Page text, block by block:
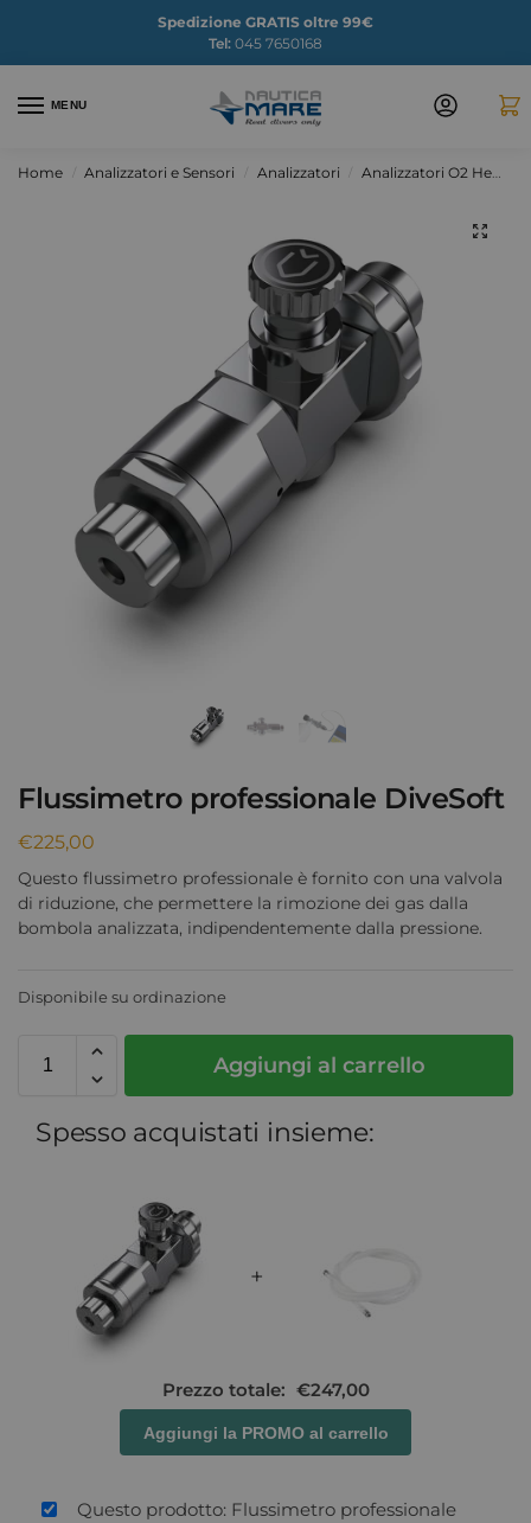
Spedizione GRATIS oltre 99€
Tel: 045 7650168
MENU
Home Analizzatori e Sensori Analizzatori Analizzatori O2 He
Flussimetro professionale DiveSoft
€225,00
Questo flussimetro professionale è fornito con una valvola
di riduzione, che permettere la rimozione dei gas dalla
bombola analizzata, indipendentemente dalla pressione.
Disponibile su ordinazione
Aggiungi al carrello
Spesso acquistati insieme:
+
Prezzo totale: €247,00
Aggiungi la PROMO al carrello
Questo prodotto: Flussimetro professionale